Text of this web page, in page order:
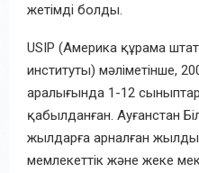
жетімді болды.
USIP (Америка құрама
институты) мәліметінше,
аралығында 1-12
қабылданған. Ауғанстан
жылдарға арналған
мемлекеттік және жеке